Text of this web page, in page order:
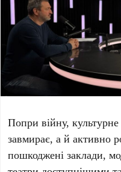
Попри війну,
завмирає, а й активно
пошкоджені заклади,